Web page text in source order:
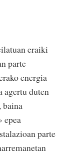
eraiki
parte
energia
agertu duten
baina
epea
parte